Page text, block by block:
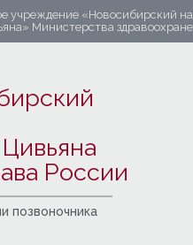
учреждение «Новосибирский
Министерства
России
позвоночника